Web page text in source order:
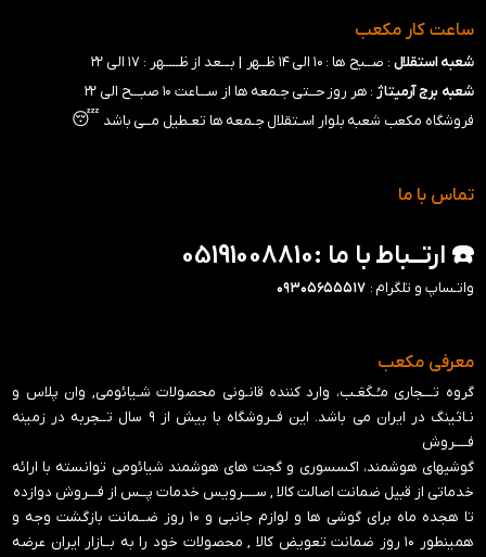
ساعت کار مکعب
شعبه استقلال : صــبح ها : ۱۰ الی ۱۴ ظــهر |
بـــعد از ظـــــهر : ۱۷ الی ۲۲
شعبه برج آرمیتاژ : هر روز حــتی جـمعه ها از ســـاعت ۱۰ صبـــح الی ۲۲
فروشگاه مکعب شعبه بلوار اسـتقلال جـمعه ها تعـطیل مــی باشد
😴
تماس با ما
☎️ ارتــباط با ما :05191008810
واتـساپ و تلگرام : ۰۹۳۰۵۶۵۵۵۱۷
معرفی مکعب
گروه تـــجاری مـُـکَعَـب، وارد کننده قانـونی محصولات شـیائومی, وان پلاس و
نـاثینگ در ایران می باشد. این فــروشگاه با بیش از ۹ سال تــجربه در زمینه
فــــروش
گوشیهای هوشمند، اکسسوری و گجت های هوشمند شیائومی توانسته با ارائه
خدماتی از قبیل ضمانت اصالت کالا , ســــرویس خدمات پــس از فـــروش دوازده
تا هجده ماه برای گوشی ها و لوازم جانبی و ‍۱۰ روز ضــمانت بازگشت وجه و
همینطور ۱۰ روز ضمانت تعویض کالا , محصولات خود را به بــازار ایران عرضه